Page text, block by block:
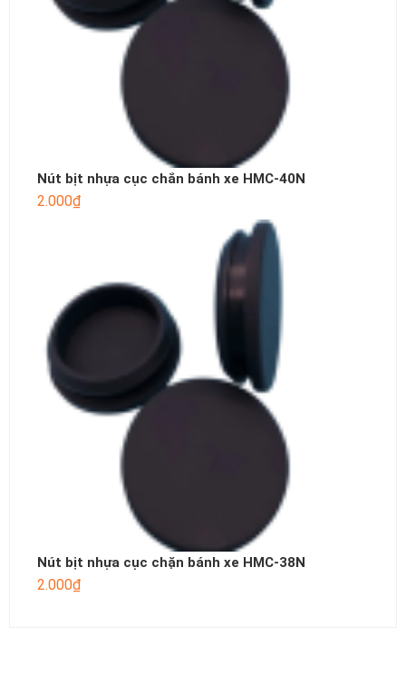
Nút bịt nhựa cục chắn bánh xe HMC-40N
2.000₫
Nút bịt nhựa cục chặn bánh xe HMC-38N
2.000₫